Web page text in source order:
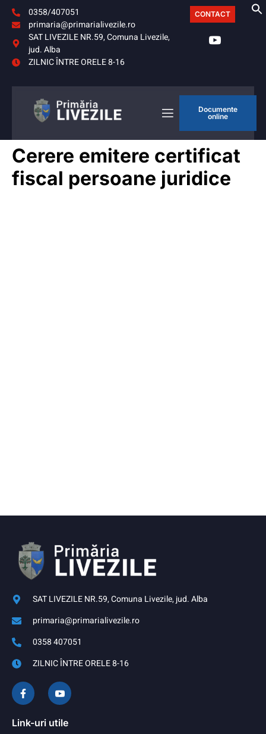
0358/407051
primaria@primarialivezile.ro
SAT LIVEZILE NR.59, Comuna Livezile,
jud. Alba
ZILNIC ÎNTRE ORELE 8-16
CONTACT
Documente
online
Cerere emitere certificat
fiscal persoane juridice
SAT LIVEZILE NR.59, Comuna Livezile, jud. Alba
primaria@primarialivezile.ro
0358 407051
ZILNIC ÎNTRE ORELE 8-16
Link-uri utile